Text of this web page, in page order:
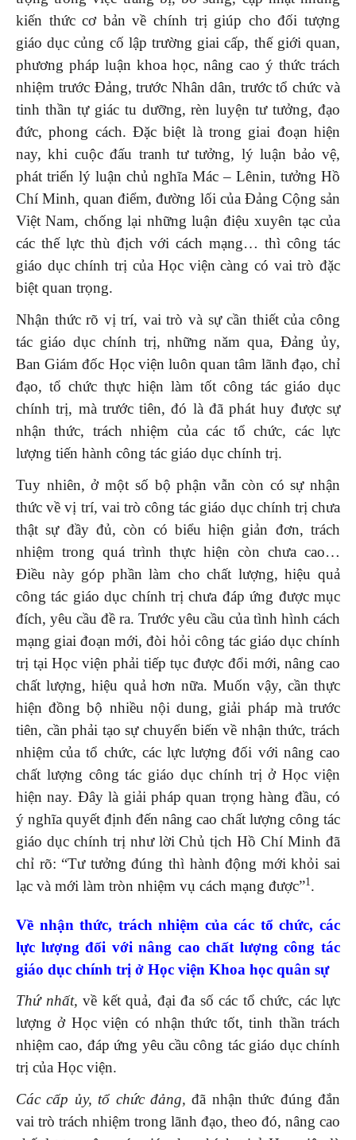
kiến thức cơ bản về chính trị giúp cho đối tượng
giáo dục củng cố lập trường giai cấp, thế giới quan,
phương pháp luận khoa học, nâng cao ý thức trách
nhiệm trước Đảng, trước Nhân dân, trước tổ chức và
tinh thần tự giác tu dưỡng, rèn luyện tư tưởng, đạo
đức, phong cách. Đặc biệt là trong giai đoạn hiện
nay, khi cuộc đấu tranh tư tưởng, lý luận bảo vệ,
phát triển lý luận chủ nghĩa Mác – Lênin, tưởng Hồ
Chí Minh, quan điểm, đường lối của Đảng Cộng sản
Việt Nam, chống lại những luận điệu xuyên tạc của
các thế lực thù địch với cách mạng… thì công tác
giáo dục chính trị của Học viện càng có vai trò đặc
biệt quan trọng.
Nhận thức rõ vị trí, vai trò và sự cần thiết của công
tác giáo dục chính trị, những năm qua, Đảng ủy,
Ban Giám đốc Học viện luôn quan tâm lãnh đạo, chỉ
đạo, tổ chức thực hiện làm tốt công tác giáo dục
chính trị, mà trước tiên, đó là đã phát huy được sự
nhận thức, trách nhiệm của các tổ chức, các lực
lượng tiến hành công tác giáo dục chính trị.
Tuy nhiên, ở một số bộ phận vẫn còn có sự nhận
thức về vị trí, vai trò công tác giáo dục chính trị chưa
thật sự đầy đủ, còn có biểu hiện giản đơn, trách
nhiệm trong quá trình thực hiện còn chưa cao…
Điều này góp phần làm cho chất lượng, hiệu quả
công tác giáo dục chính trị chưa đáp ứng được mục
đích, yêu cầu đề ra. Trước yêu cầu của tình hình cách
mạng giai đoạn mới, đòi hỏi công tác giáo dục chính
trị tại Học viện phải tiếp tục được đổi mới, nâng cao
chất lượng, hiệu quả hơn nữa. Muốn vậy, cần thực
hiện đồng bộ nhiều nội dung, giải pháp mà trước
tiên, cần phải tạo sự chuyển biến về nhận thức, trách
nhiệm của tổ chức, các lực lượng đối với nâng cao
chất lượng công tác giáo dục chính trị ở Học viện
hiện nay. Đây là giải pháp quan trọng hàng đầu, có
ý nghĩa quyết định đến nâng cao chất lượng công tác
giáo dục chính trị như lời Chủ tịch Hồ Chí Minh đã
chỉ rõ: “Tư tưởng đúng thì hành động mới khỏi sai
lạc và mới làm tròn nhiệm vụ cách mạng được”1.
Về nhận thức, trách nhiệm củacác tổ chức, các
lực lượng đối với nâng cao chất lượng công tác
giáo dục chính trị ở Học viện Khoa học quân sự
Thứ nhất, về kết quả, đại đa số các tổ chức, các lực
lượng ở Học viện có nhận thức tốt, tinh thần trách
nhiệm cao, đáp ứng yêu cầu công tác giáo dục chính
trị của Học viện.
Các cấp ủy, tổ chức đảng, đã nhận thức đúng đắn
vai trò trách nhiệm trong lãnh đạo, theo đó, nâng cao